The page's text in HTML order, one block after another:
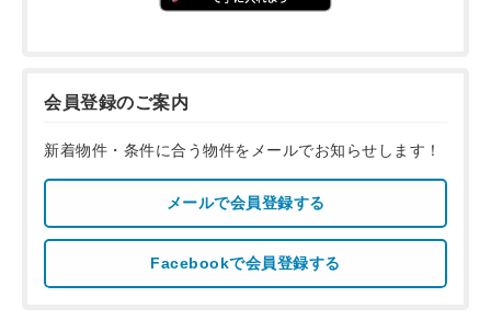
会員登録のご案内
新着物件・条件に合う物件をメールでお知らせします！
メールで会員登録する
Facebookで会員登録する